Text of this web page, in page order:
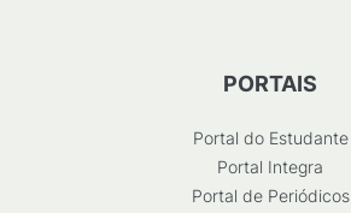
PORTAIS
Portal do Estudante
Portal Integra
Portal de Periódicos